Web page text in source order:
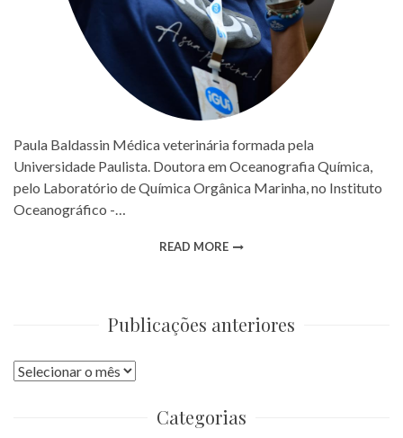
Paula Baldassin Médica veterinária formada pela
Universidade Paulista. Doutora em Oceanografia Química,
pelo Laboratório de Química Orgânica Marinha, no Instituto
Oceanográfico -…
READ MORE
Publicações anteriores
Publicações
Categorias